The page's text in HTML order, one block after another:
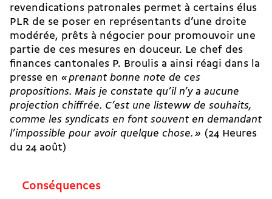
revendications patronales permet à certains élus
PLR de se poser en représentants d’une droite
modérée, prêts à négocier pour promouvoir une
partie de ces mesures en douceur. Le chef des
finances cantonales P. Broulis a ainsi réagi dans la
presse en «prenant bonne note de ces
propositions. Mais je constate qu’il n’y a aucune
projection chiffrée. C’est une listeww de souhaits,
comme les syndicats en font souvent en demandant
l’impossible pour avoir quelque chose. » (24 Heures
du 24 août)
Conséquences